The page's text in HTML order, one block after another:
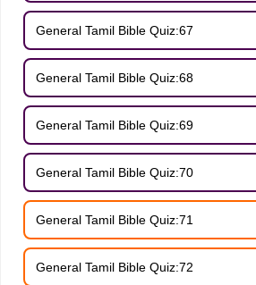
General Tamil Bible Quiz:67
General Tamil Bible Quiz:68
General Tamil Bible Quiz:69
General Tamil Bible Quiz:70
General Tamil Bible Quiz:71
General Tamil Bible Quiz:72